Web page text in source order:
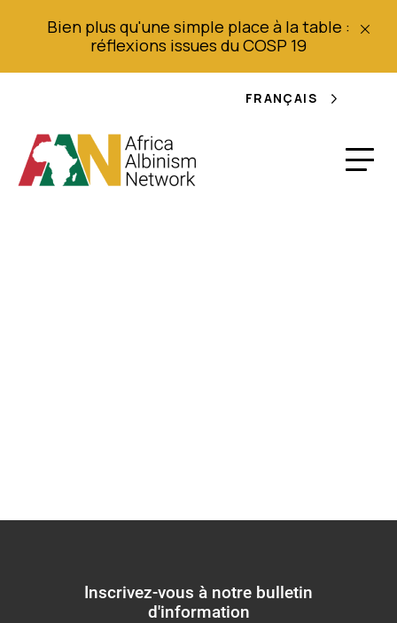
Bien plus qu'une simple place à la table :
réflexions issues du COSP 19
FRANÇAIS
Inscrivez-vous à notre bulletin
d'information